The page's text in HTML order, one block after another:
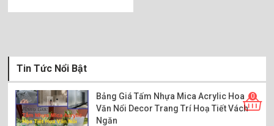
Tin Tức Nổi Bật
Bảng Giá Tấm Nhựa Mica Acrylic Hoa
Văn Nổi Decor Trang Trí Hoạ Tiết Vách
Ngăn
0